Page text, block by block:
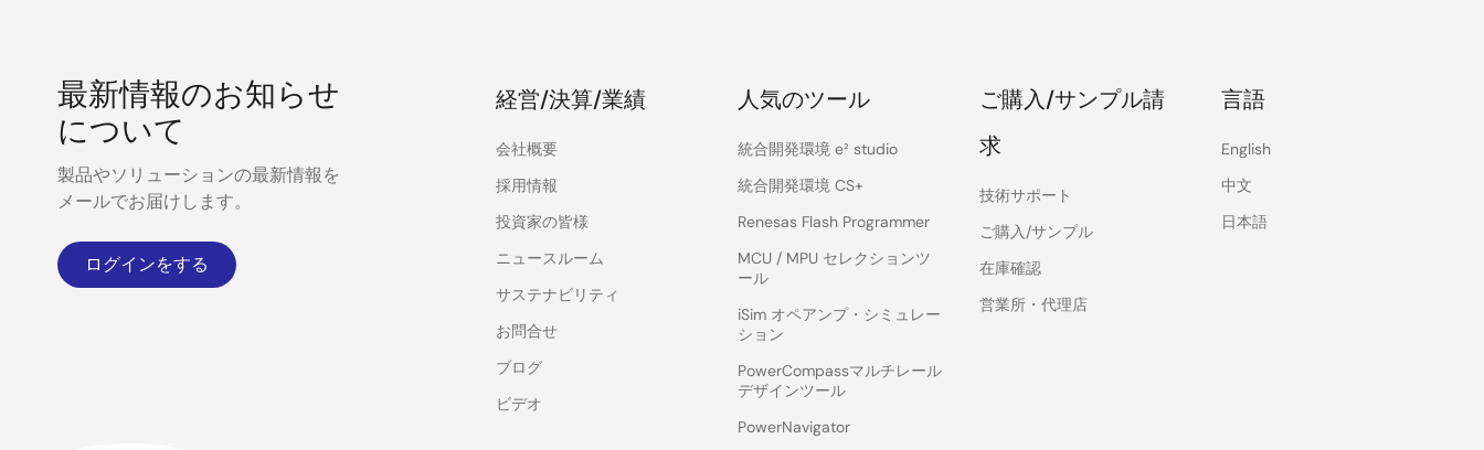
最新情報のお知らせ
について
製品やソリューションの最新情報を
メールでお届けします。
ログインをする
経営/決算/業績
会社概要
採用情報
投資家の皆様
ニュースルーム
サステナビリティ
お問合せ
ブログ
ビデオ
人気のツール
統合開発環境 e² studio
統合開発環境 CS+
Renesas Flash Programmer
MCU / MPU セレクションツ
ール
iSim オペアンプ・シミュレー
ション
PowerCompassマルチレール
デザインツール
PowerNavigator
ご購入/サンプル請
求
技術サポート
ご購入/サンプル
在庫確認
営業所・代理店
言語
English
中文
日本語